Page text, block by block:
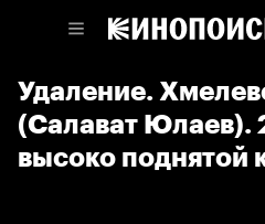
Удаление.
(Салават Юлаев).
высоко поднятой